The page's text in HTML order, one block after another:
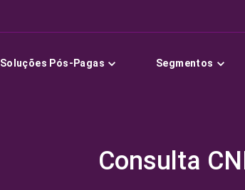
Soluções Pós-Pagas Segmentos
Consulta